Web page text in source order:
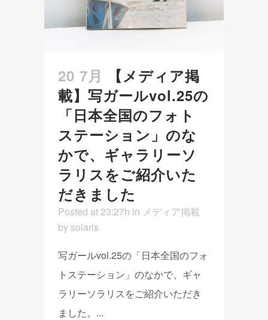
20 7月
【メディア掲
載】写ガールvol.25の
「日本全国のフォト
ステーション」のな
かで、ギャラリーソ
ラリスをご紹介いた
だきました
Posted at 23:27h in メディア掲載
by solaris
写ガールvol.25の「日本全国のフォ
トステーション」のなかで、ギャ
ラリーソラリスをご紹介いただき
ました。...